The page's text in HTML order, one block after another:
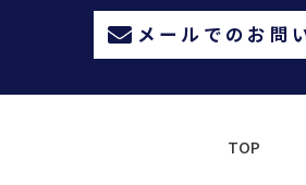
メールでのお問
TOP